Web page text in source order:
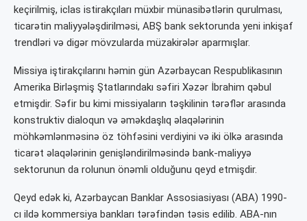
keçirilmiş, iclas istirakçıları müxbir münasibətlərin qurulması,
ticarətin maliyyələşdirilməsi, ABŞ bank sektorunda yeni inkişaf
trendləri və digər mövzularda müzakirələr aparmışlar.
Missiya iştirakçılarını həmin gün Azərbaycan Respublikasının
Amerika Birləşmiş Ştatlarındakı səfiri Xəzər İbrahim qəbul
etmişdir. Səfir bu kimi missiyaların təşkilinin tərəflər arasında
konstruktiv dialoqun və əməkdaşlıq əlaqələrinin
möhkəmlənməsinə öz töhfəsini verdiyini və iki ölkə arasında
ticarət əlaqələrinin genişləndirilməsində bank-maliyyə
sektorunun da rolunun önəmli olduğunu qeyd etmişdir.
Qeyd edək ki, Azərbaycan Banklar Assosiasiyası (ABA) 1990-
cı ildə kommersiya bankları tərəfindən təsis edilib. ABA-nın